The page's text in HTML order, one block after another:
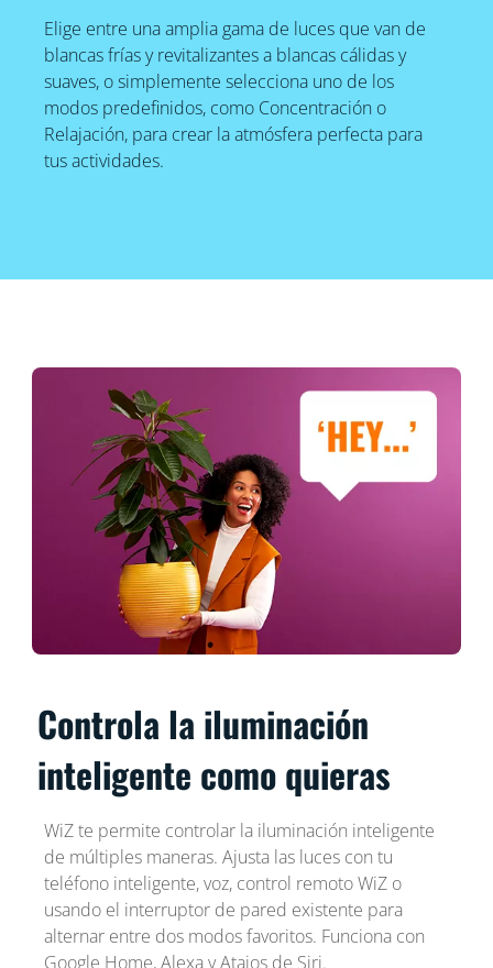
Elige entre una amplia gama de luces que van de
blancas frías y revitalizantes a blancas cálidas y
suaves, o simplemente selecciona uno de los
modos predefinidos, como Concentración o
Relajación, para crear la atmósfera perfecta para
tus actividades.
Controla la iluminación
inteligente como quieras
WiZ te permite controlar la iluminación inteligente
de múltiples maneras. Ajusta las luces con tu
teléfono inteligente, voz, control remoto WiZ o
usando el interruptor de pared existente para
alternar entre dos modos favoritos. Funciona con
Google Home, Alexa y Atajos de Siri.